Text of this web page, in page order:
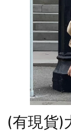
(有現貨)